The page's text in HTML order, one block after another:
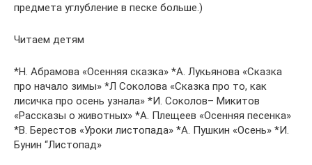
предмета углубление в песке больше.)
Читаем детям
*Н. Абрамова «Осенняя сказка» *А. Лукьянова «Сказка
про начало зимы» *Л Соколова «Сказка про то, как
лисичка про осень узнала» *И. Соколов– Микитов
«Рассказы о животных» *А. Плещеев «Осенняя песенка»
*В. Берестов «Уроки листопада» *А. Пушкин «Осень» *И.
Бунин “Листопад»